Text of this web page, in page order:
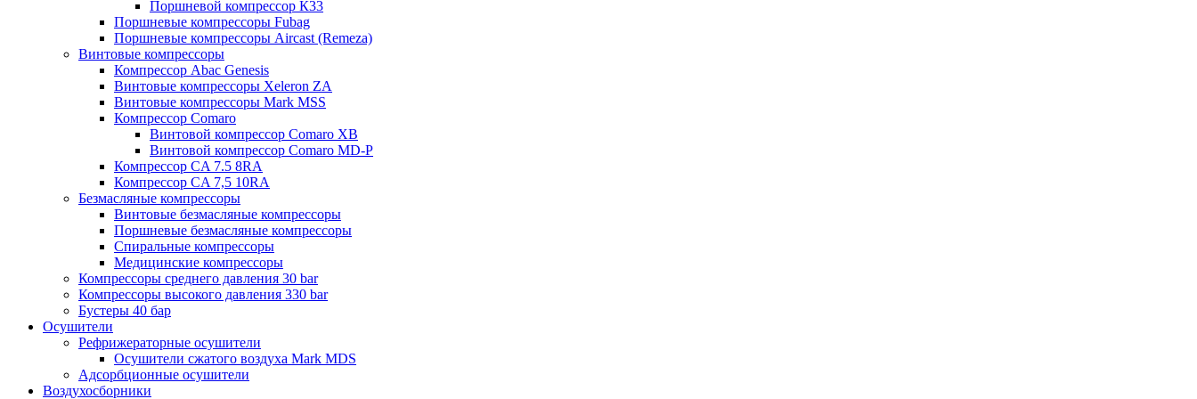
Поршневой компрессор К33
Поршневые компрессоры Fubag
Поршневые компрессоры Aircast (Remeza)
Винтовые компрессоры
Компрессор Abac Genesis
Винтовые компрессоры Xeleron ZA
Винтовые компрессоры Mark MSS
Компрессор Comaro
Винтовой компрессор Comaro XB
Винтовой компрессор Comaro MD-P
Компрессор CA 7.5 8RA
Компрессор CA 7,5 10RA
Безмасляные компрессоры
Винтовые безмасляные компрессоры
Поршневые безмасляные компрессоры
Спиральные компрессоры
Медицинские компрессоры
Компрессоры среднего давления 30 bar
Компрессоры высокого давления 330 bar
Бустеры 40 бар
Осушители
Рефрижераторные осушители
Осушители сжатого воздуха Mark MDS
Адсорбционные осушители
Воздухосборники